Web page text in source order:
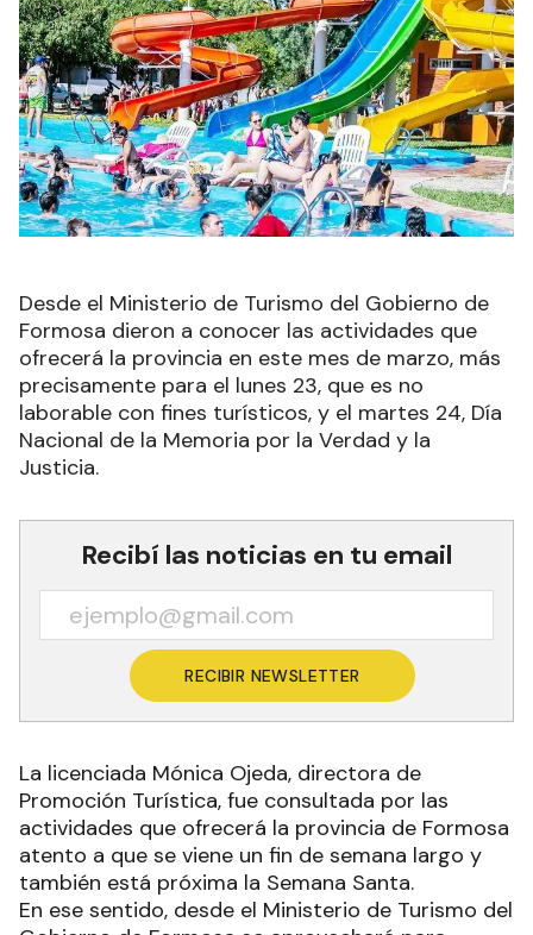
Desde el Ministerio de Turismo del Gobierno de
Formosa dieron a conocer las actividades que
ofrecerá la provincia en este mes de marzo, más
precisamente para el lunes 23, que es no
laborable con fines turísticos, y el martes 24, Día
Nacional de la Memoria por la Verdad y la
Justicia.
Recibí las noticias en tu email
RECIBIR NEWSLETTER
La licenciada Mónica Ojeda, directora de
Promoción Turística, fue consultada por las
actividades que ofrecerá la provincia de Formosa
atento a que se viene un fin de semana largo y
también está próxima la Semana Santa.
En ese sentido, desde el Ministerio de Turismo del